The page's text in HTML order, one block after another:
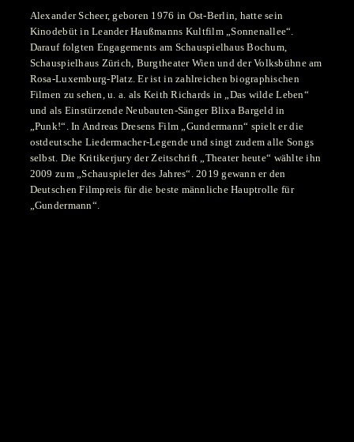
Alexander Scheer, geboren 1976 in Ost-Berlin, hatte sein
Kinodebüt in Leander Haußmanns Kultfilm „Sonnenallee“.
Darauf folgten Engagements am Schauspielhaus Bochum,
Schauspielhaus Zürich, Burgtheater Wien und der Volksbühne am
Rosa-Luxemburg-Platz. Er ist in zahlreichen biographischen
Filmen zu sehen, u. a. als Keith Richards in „Das wilde Leben“
und als Einstürzende Neubauten-Sänger Blixa Bargeld in
„Punk!“. In Andreas Dresens Film „Gundermann“ spielt er die
ostdeutsche Liedermacher-Legende und singt zudem alle Songs
selbst. Die Kritikerjury der Zeitschrift „Theater heute“ wählte ihn
2009 zum „Schauspieler des Jahres“. 2019 gewann er den
Deutschen Filmpreis für die beste männliche Hauptrolle für
„Gundermann“.